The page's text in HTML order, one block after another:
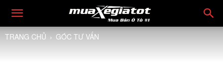
TRANG CHỦ GÓC TƯ VẤN